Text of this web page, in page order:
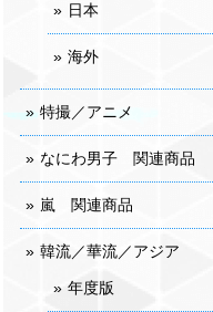
日本
海外
特撮／アニメ
なにわ男子 関連商品
嵐 関連商品
韓流／華流／アジア
年度版